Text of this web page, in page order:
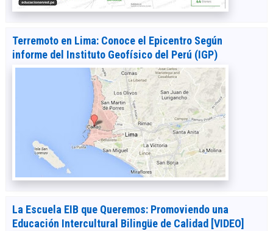
Terremoto en Lima: Conoce el Epicentro Según
informe del Instituto Geofísico del Perú (IGP)
La Escuela EIB que Queremos: Promoviendo una
Educación Intercultural Bilingüe de Calidad [VIDEO]